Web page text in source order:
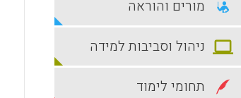
מורים והוראה
ניהול וסביבות למידה
תחומי לימוד